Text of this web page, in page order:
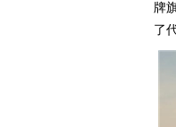
牌
了